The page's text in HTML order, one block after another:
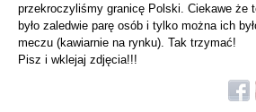
przekroczyliśmy granicę Polski. Ciekawe że
było zaledwie parę osób i tylko można ich
meczu (kawiarnie na rynku). Tak trzymać!
Pisz i wklejaj zdjęcia!!!